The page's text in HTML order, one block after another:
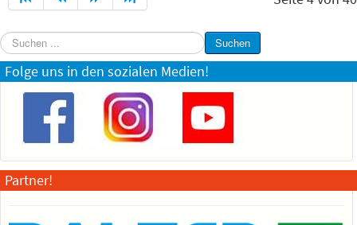
Suchen
...
Suchen
Folge uns in den sozialen Medien!
Partner!